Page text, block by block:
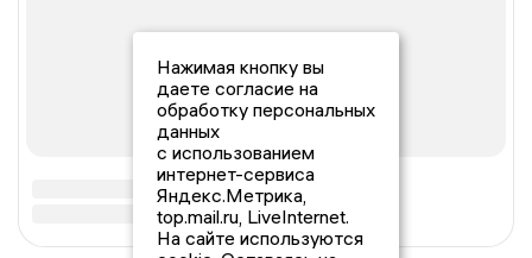
Нажимая кнопку вы
даете согласие на
обработку персональных
данных
с использованием
интернет-сервиса
Яндекс.Метрика,
top.mail.ru, LiveInternet.
На сайте используются